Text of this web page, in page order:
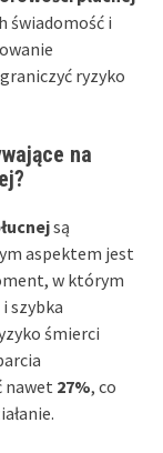
świadomość i
ryzyko
na
są
aspektem jest
w którym
i szybka
śmierci
nawet 27%, co